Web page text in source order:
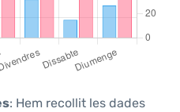
: Hem recollit les dades